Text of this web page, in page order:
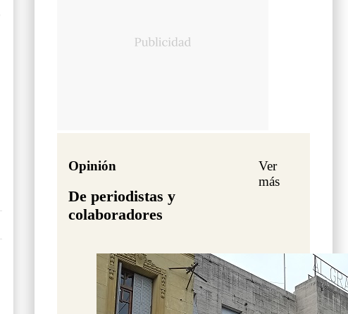
Opinión
De periodistas y
colaboradores
Ver
más